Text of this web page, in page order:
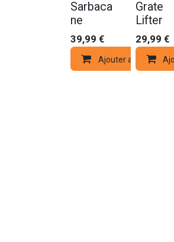
Sarbaca
ne
39,99 €
Ajouter au panier
Grate
Lifter
29,99 €